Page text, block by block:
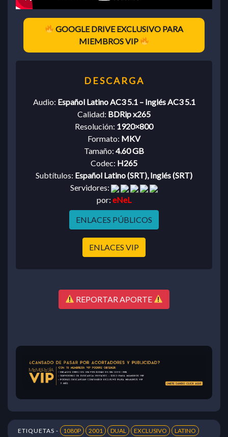
GOOGLE DRIVE EXCLUSIVO PARA
MIEMBROS VIP
Audio: Español Latino AC3 5.1 – Inglés AC3 5.1
Calidad: BDRip x265
Resolución: 1920×800
Formato: MKV
Tamaño: 4.60 GB
Codec: H265
Subtítulos: Español Latino (SRT), Inglés (SRT)
Servidores:
por: eNeL
ENLACES PÚBLICOS
ENLACES VIP
REPORTAR APORTE
ETIQUETAS - 1080P 2001 DUAL EXCLUSIVO LATINO